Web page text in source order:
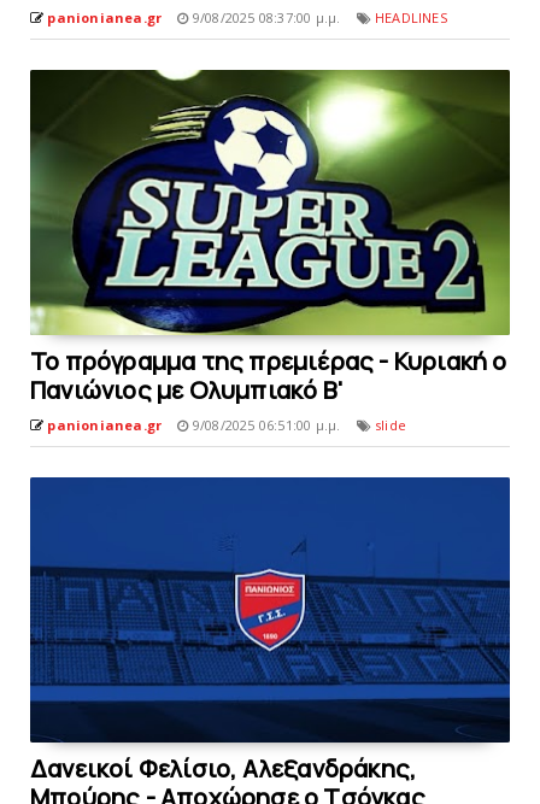
panionianea.gr 9/08/2025 08:37:00 μ.μ. HEADLINES
Το πρόγραμμα της πρεμιέρας - Κυριακή ο
Πανιώνιος με Ολυμπιακό B'
panionianea.gr 9/08/2025 06:51:00 μ.μ. slide
Δανεικοί Φελίσιο, Αλεξανδράκης,
Μπούρης - Αποχώρησε o Tσόγκας